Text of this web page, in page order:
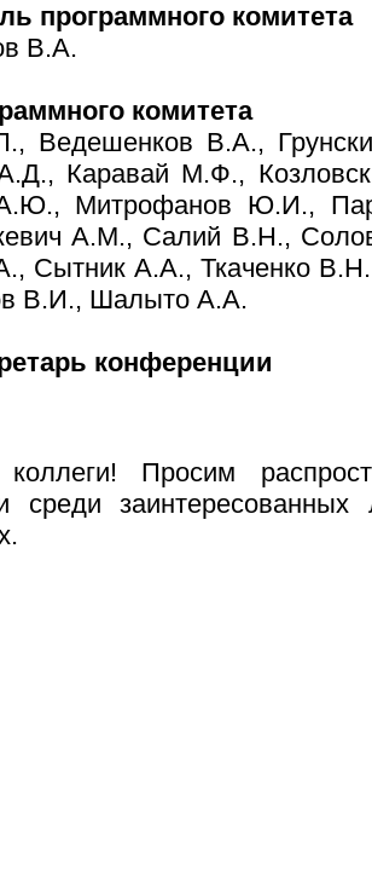
программного комитета
В.А.
комитета
Ведешенков В.А.,
А.Д., Каравай М.Ф.,
Митрофанов Ю.И.,
А.М., Салий В.Н.,
Сытник А.А., Ткаченко
В.И., Шалыто А.А.
конференции
Просим
среди